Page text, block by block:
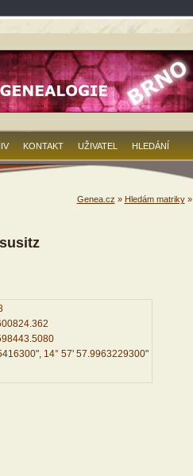
KONTAKT UŽIVATEL HLEDÁNÍ
Genea.cz » Hledám matriky»
14° 57' 57.9963229300"